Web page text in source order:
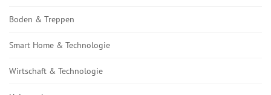
Boden & Treppen
Smart Home & Technologie
Wirtschaft & Technologie